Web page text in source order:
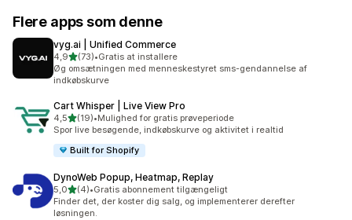
Flere apps som denne
vyg.ai | Unified Commerce
4,9ud af 5 stjerner
(73)
73 anmeldelser i alt
•Gratis at installere
Øg omsætningen med menneskestyret sms-gendannelse af
indkøbskurve
Cart Whisper | Live View Pro
4,5ud af 5 stjerner
(19)
19 anmeldelser i alt
•Mulighed for gratis prøveperiode
Spor live besøgende, indkøbskurve og aktivitet i realtid
Built for Shopify
DynoWeb Popup, Heatmap, Replay
5,0ud af 5 stjerner
(4)
4 anmeldelser i alt
•Gratis abonnement tilgængeligt
Finder det, der koster dig salg, og implementerer derefter
løsningen.